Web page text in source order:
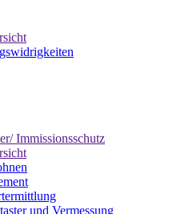
Immissionsschutz
und Vermessung